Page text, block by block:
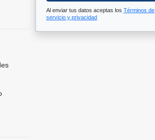
Al enviar tus datos aceptas los Términos de
servicio y privacidad